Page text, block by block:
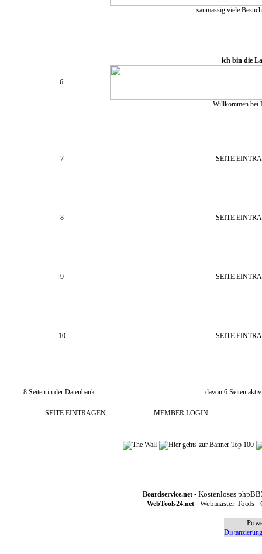
saumässig viele
6
ich bin die
Willkommen bei
7 SEITE
8 SEITE
9 SEITE
10 SEITE
8 Seiten in der Datenbank davon 6 Seiten aktiv
SEITE EINTRAGEN MEMBER LOGIN
Boardservice.net- Kostenloses
WebTools24.net- Webmaster-Tools -